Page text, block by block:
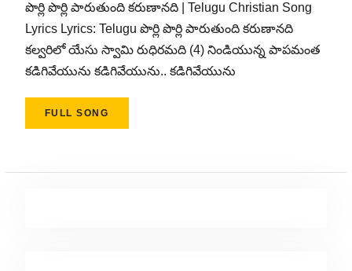
పొర్లి పొర్లి పారుతుంది కరుణానది | Telugu Christian Song
Lyrics Lyrics: Telugu పొర్లి పొర్లి పారుతుంది కరుణానది
కల్వరిలో యేసు స్వామి రుధిరమది (4) నిండియున్న పాపమంత
కడిగివేయును కడిగివేయును.. కడిగివేయును
FULL SONG